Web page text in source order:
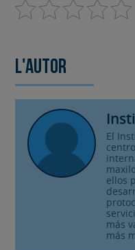
L'autor
El
ellos
más
más